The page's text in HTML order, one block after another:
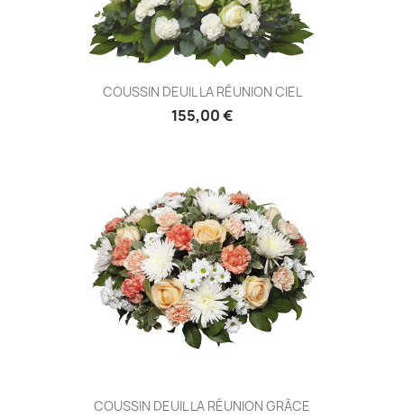
COUSSIN DEUIL LA RÉUNION CIEL
155,00 €
COUSSIN DEUIL LA RÉUNION GRÂCE